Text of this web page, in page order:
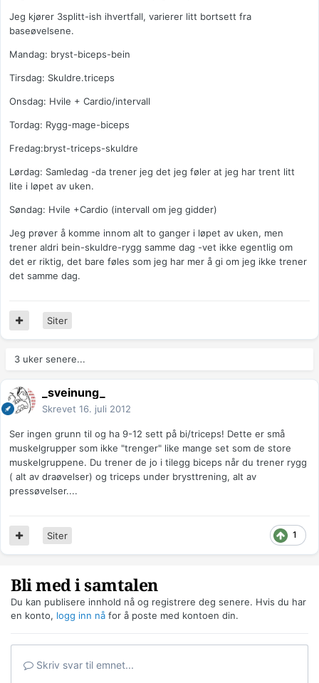
Jeg kjører 3splitt-ish ihvertfall, varierer litt bortsett fra
baseøvelsene.
Mandag: bryst-biceps-bein
Tirsdag: Skuldre.triceps
Onsdag: Hvile + Cardio/intervall
Tordag: Rygg-mage-biceps
Fredag:bryst-triceps-skuldre
Lørdag: Samledag -da trener jeg det jeg føler at jeg har trent litt
lite i løpet av uken.
Søndag: Hvile +Cardio (intervall om jeg gidder)
Jeg prøver å komme innom alt to ganger i løpet av uken, men
trener aldri bein-skuldre-rygg samme dag -vet ikke egentlig om
det er riktig, det bare føles som jeg har mer å gi om jeg ikke trener
det samme dag.
Siter
3 uker senere...
_sveinung_
Skrevet 16. juli 2012
Ser ingen grunn til og ha 9-12 sett på bi/triceps! Dette er små
muskelgrupper som ikke "trenger" like mange set som de store
muskelgruppene. Du trener de jo i tilegg biceps når du trener rygg
( alt av draøvelser) og triceps under brysttrening, alt av
pressøvelser....
1
Siter
Bli med i samtalen
Du kan publisere innhold nå og registrere deg senere. Hvis du har
en konto, logg inn nå for å poste med kontoen din.
Skriv svar til emnet...